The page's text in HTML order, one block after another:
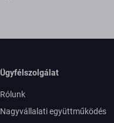
Ügyfélszolgálat
Rólunk
Nagyvállalati együttműködés